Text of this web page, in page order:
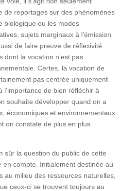
de reportages sur des phénomènes
biologique ou les modes
sujets marginaux à l’émission
de faire preuve de réflexivité
dont la vocation n’est pas
Certes, la vocation de
pas centrée uniquement
l’importance de bien réfléchir à
souhaite développer quand on a
économiques et environnementaux
on constate de plus en plus
sûr la question du public de cette
en compte. Initialement destinée au
au milieu des ressources naturelles,
ceux-ci se trouvent toujours au